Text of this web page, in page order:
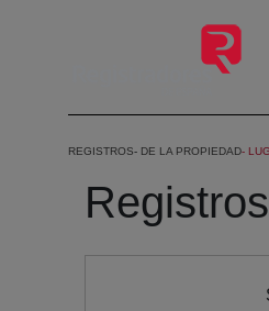
Salta al contingut principal
REGISTROS DE LA PROPIEDAD